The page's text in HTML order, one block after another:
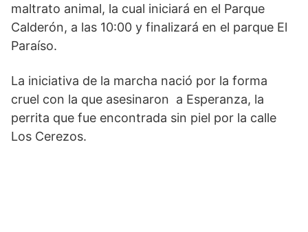
maltrato animal, la cual iniciará en el Parque
Calderón, a las 10:00 y finalizará en el parque El
Paraíso.
La iniciativa de la marcha nació por la forma
cruel con la que asesinaron a Esperanza, la
perrita que fue encontrada sin piel por la calle
Los Cerezos.